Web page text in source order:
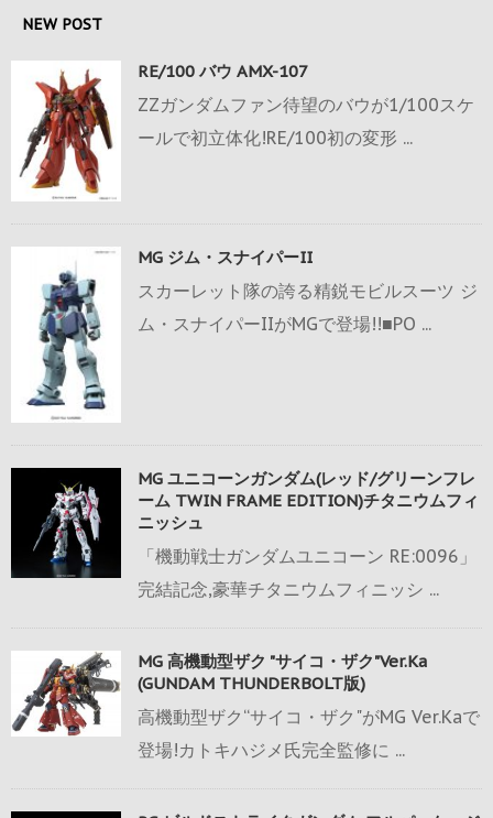
NEW POST
RE/100 バウ AMX-107
ZZガンダムファン待望のバウが1/100スケ
ールで初立体化!RE/100初の変形 ...
MG ジム・スナイパーII
スカーレット隊の誇る精鋭モビルスーツ ジ
ム・スナイパーIIがMGで登場!!■PO ...
MG ユニコーンガンダム(レッド/グリーンフレ
ーム TWIN FRAME EDITION)チタニウムフィ
ニッシュ
「機動戦士ガンダムユニコーン RE:0096」
完結記念,豪華チタニウムフィニッシ ...
MG 高機動型ザク "サイコ・ザク"Ver.Ka
(GUNDAM THUNDERBOLT版)
高機動型ザク“サイコ・ザク"がMG Ver.Kaで
登場!カトキハジメ氏完全監修に ...